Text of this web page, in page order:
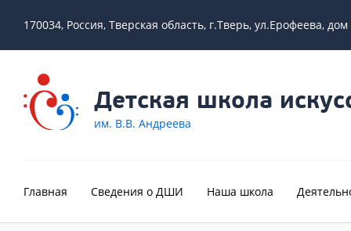
170034, Россия, Тверская область, г.Тверь, ул.Ерофеева,
Детская школа
им. В.В. Андреева
Главная Сведения о ДШИ Наша школа